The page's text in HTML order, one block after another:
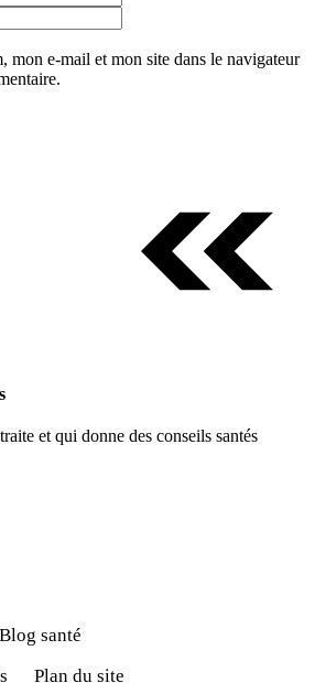
web
mon e-mail et mon site dans le navigateur
et qui donne des conseils santés
santé
Plan du site